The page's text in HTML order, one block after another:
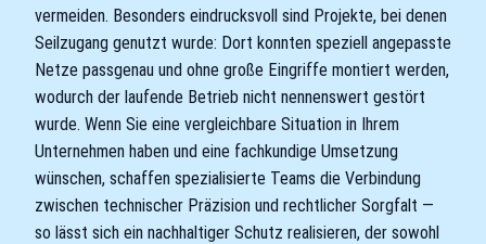
vermeiden. Besonders eindrucksvoll sind Projekte, bei denen
Seilzugang genutzt wurde: Dort konnten speziell angepasste
Netze passgenau und ohne große Eingriffe montiert werden,
wodurch der laufende Betrieb nicht nennenswert gestört
wurde. Wenn Sie eine vergleichbare Situation in Ihrem
Unternehmen haben und eine fachkundige Umsetzung
wünschen, schaffen spezialisierte Teams die Verbindung
zwischen technischer Präzision und rechtlicher Sorgfalt —
so lässt sich ein nachhaltiger Schutz realisieren, der sowohl